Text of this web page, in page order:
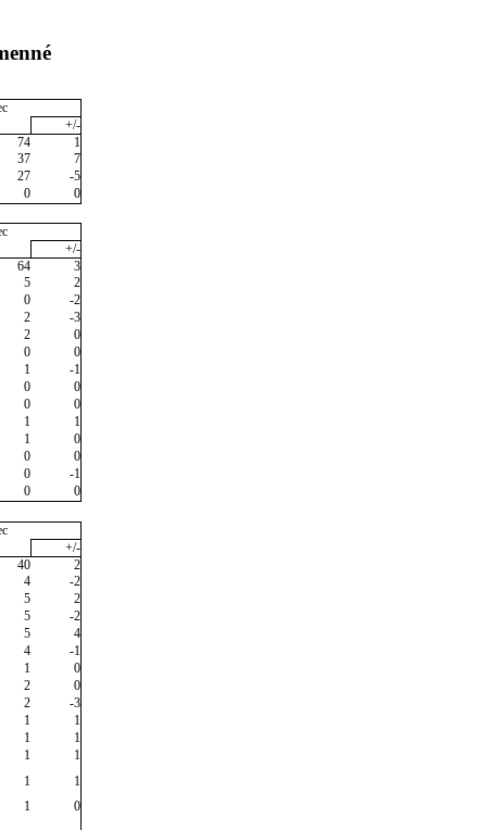
+/-
74
1
37
7
27
-5
0
0
+/-
64
3
5
2
0
-2
2
-3
2
0
0
0
1
-1
0
0
0
0
1
1
1
0
0
0
0
-1
0
0
+/-
40
2
4
-2
5
2
5
-2
5
4
4
-1
1
0
2
0
2
-3
1
1
1
1
1
1
1
1
1
0